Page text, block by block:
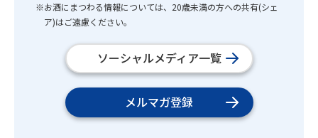
※お酒にまつわる情報については、20歳未満の方への共有(シェ
ア)はご遠慮ください。
ソーシャルメディア一覧
メルマガ登録